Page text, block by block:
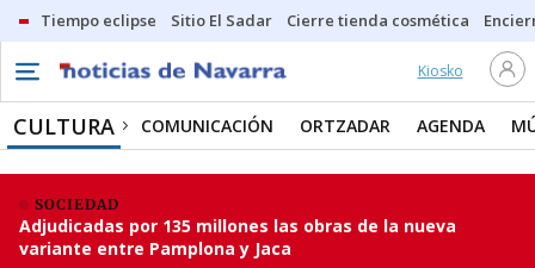
Tiempo eclipse Sitio El Sadar Cierre tienda cosmética
Kiosko
CULTURA COMUNICACIÓN ORTZADAR AGENDA
SOCIEDAD
Adjudicadas por 135 millones las obras de la nueva
variante entre Pamplona y Jaca